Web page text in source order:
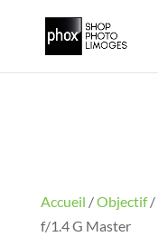
Accueil /Objectif/
f/1.4 G Master